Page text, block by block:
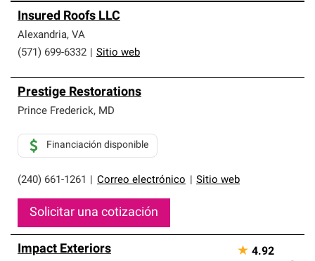
parte de una red exclusiva de profesionales de techos
que cumplen con altos estándares y requisitos estrictos
de profesionalismo y confiabilidad.
Insured Roofs LLC
Alexandria, VA
(571) 699-6332
Sitio web
Prestige Restorations
Prince Frederick, MD
(240) 661-1261 Correo electrónico Sitio web
Financiación disponible
Solicitar una cotización
Impact Exteriors ★ 4.92